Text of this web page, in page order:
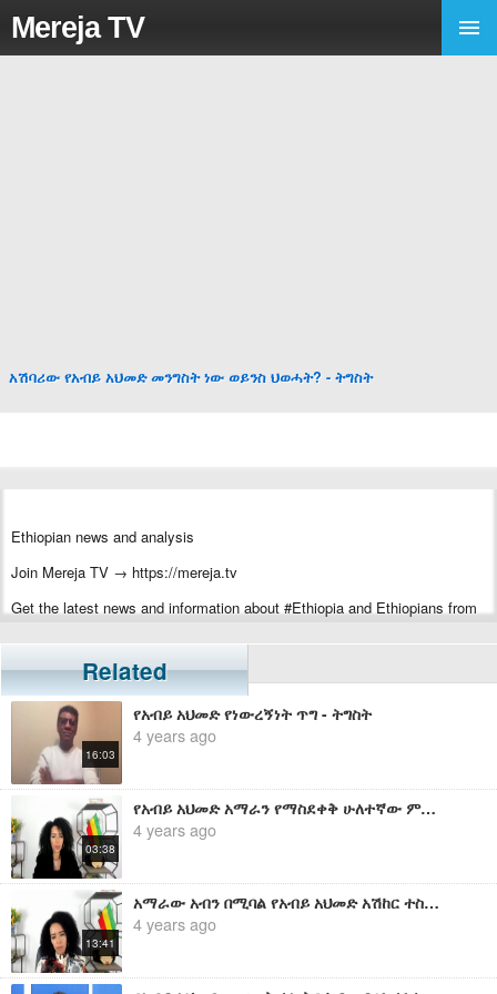
Mereja TV
አሽባሪው የአብይ አህመድ መንግስት ነው ወይንስ ህወሓት? - ትግስት
Ethiopian news and analysis
Join Mereja TV → https://mereja.tv
Get the latest news and information about #Ethiopia and Ethiopians from
For inquiry or additional information, visit Mereja.com
Mereja presents Ethiopian news, Ethiopian music, sports, arts, and
entertainment
Related
16:03
የአብይ አህመድ የነውረኝነት ጥግ - ትግስት
4 years ago
03:38
የአብይ አህመድ አማራን የማስደቀቅ ሁለተኛው ምዕራፍ - ትግስት
4 years ago
13:41
አማራው አብን በሚባል የአብይ አህመድ አሽከር ተስፋ መቅረጥ አለብህ - ትግስት
4 years ago